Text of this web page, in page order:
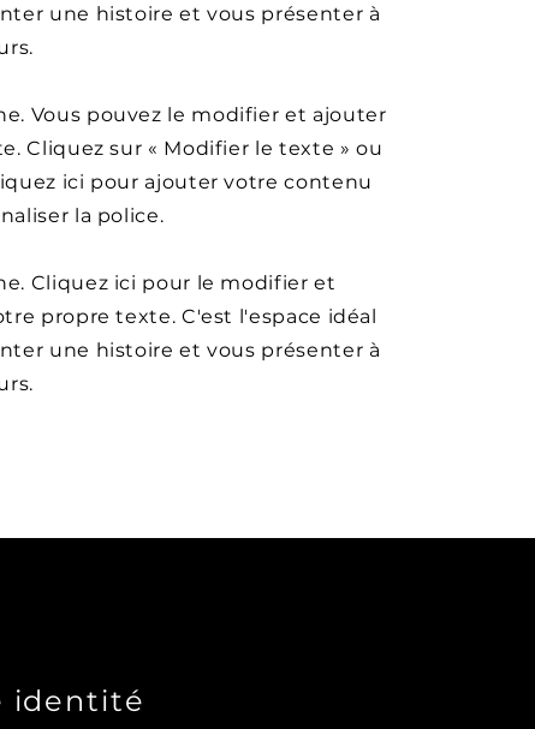
une histoire et vous présenter à
Vous pouvez le modifier et ajouter
Cliquez sur « Modifier le texte » ou
ici pour ajouter votre contenu
la police.
Cliquez ici pour le modifier et
propre texte. C'est l'espace idéal
une histoire et vous présenter à
identité